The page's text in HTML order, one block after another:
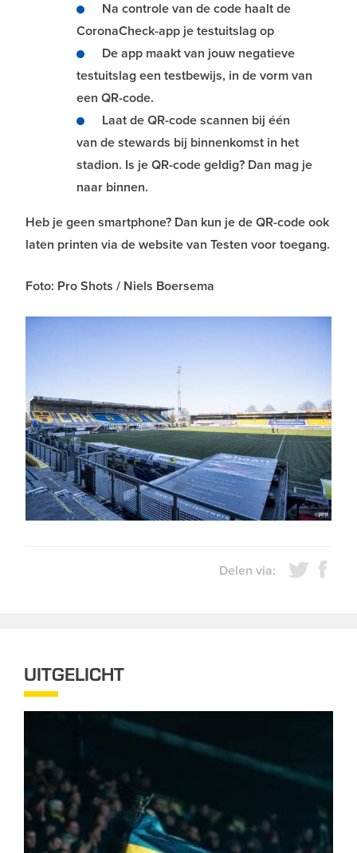
Na controle van de code haalt de
CoronaCheck-app je testuitslag op
De app maakt van jouw negatieve
testuitslag een testbewijs, in de vorm van
een QR-code.
Laat de QR-code scannen bij één
van de stewards bij binnenkomst in het
stadion. Is je QR-code geldig? Dan mag je
naar binnen.
Heb je geen smartphone? Dan kun je de QR-code ook
laten printen via de website van Testen voor toegang.
Foto: Pro Shots / Niels Boersema
Delen via:
UITGELICHT